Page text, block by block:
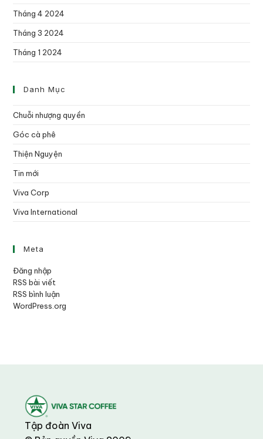
Tháng 4 2024
Tháng 3 2024
Tháng 1 2024
Danh Mục
Chuỗi nhượng quyền
Góc cà phê
Thiện Nguyện
Tin mới
Viva Corp
Viva International
Meta
Đăng nhập
RSS bài viết
RSS bình luận
WordPress.org
Tập đoàn Viva